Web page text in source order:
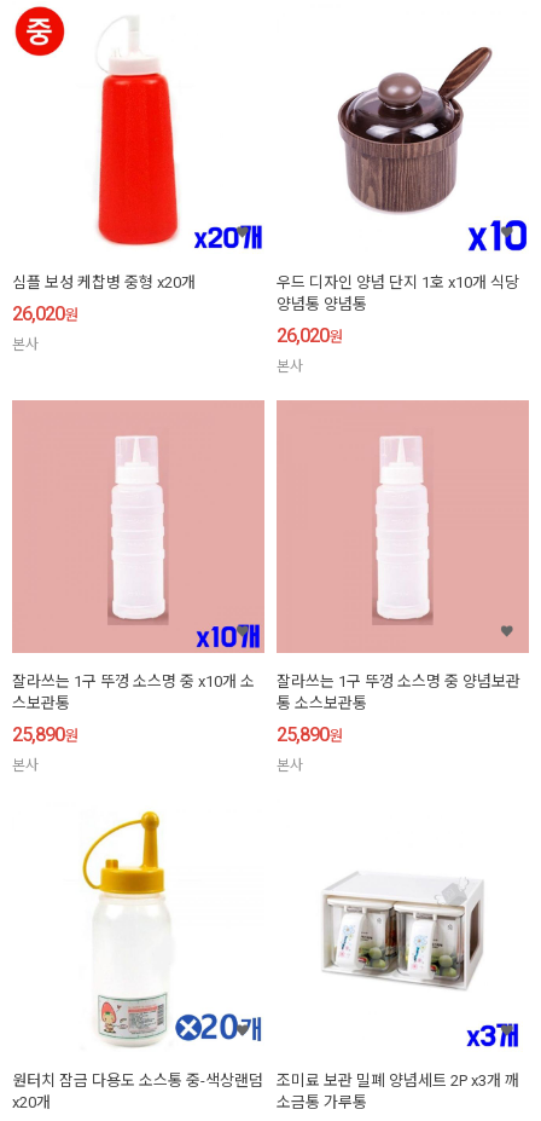
심플 보성 케찹병 중형 x20개
26,020원
본사
우드 디자인 양념 단지 1호 x10개 식당
양념통 양념통
26,020원
본사
잘라쓰는 1구 뚜껑 소스명 중 x10개 소
스보관통
25,890원
본사
잘라쓰는 1구 뚜껑 소스명 중 양념보관
통 소스보관통
25,890원
본사
원터치 잠금 다용도 소스통 중-색상랜덤
x20개
조미료 보관 밀폐 양념세트 2P x3개 깨
소금통 가루통